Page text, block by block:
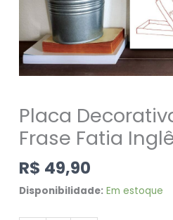
Placa
Frase Fatia
R$ 49,90
Disponibilidade: Em estoque